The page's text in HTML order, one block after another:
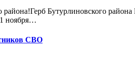
района!Герб Бутурлиновского
ноября…
СВО